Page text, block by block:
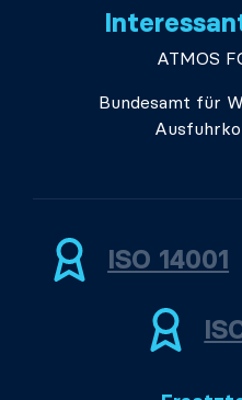
ATMOS
Bundesamt für
ISO 14001